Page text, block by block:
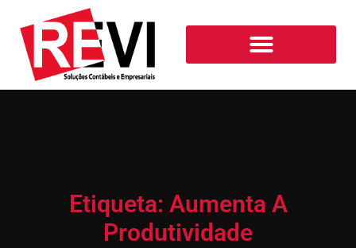
Etiqueta: Aumenta A
Produtividade